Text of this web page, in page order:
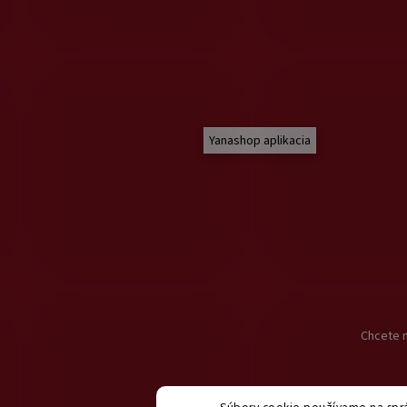
Yanashop aplikacia
Chcete